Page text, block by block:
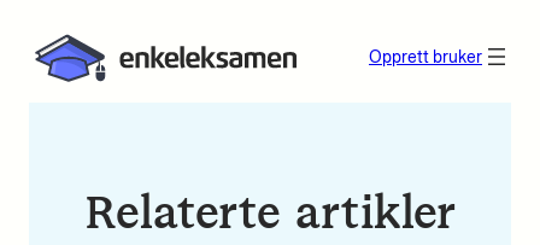
Opprett bruker
Relaterte artikler